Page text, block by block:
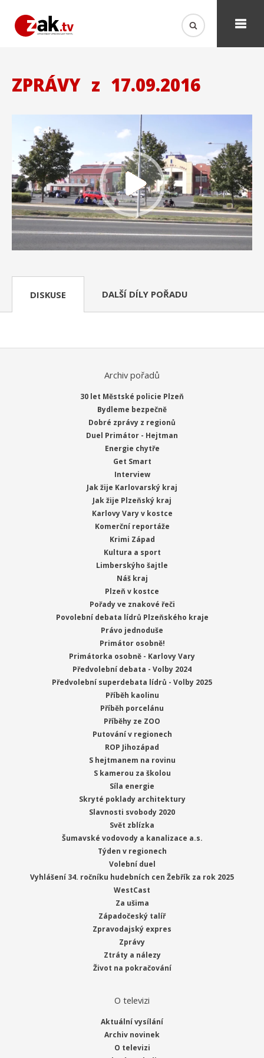
ZPRÁVY z 17.09.2016
DISKUSE DALŠÍ DÍLY POŘADU
Archiv pořadů
30 let Městské policie Plzeň
Bydleme bezpečně
Dobré zprávy z regionů
Duel Primátor - Hejtman
Energie chytře
Get Smart
Interview
Jak žije Karlovarský kraj
Jak žije Plzeňský kraj
Karlovy Vary v kostce
Komerční reportáže
Krimi Západ
Kultura a sport
Limberskýho šajtle
Náš kraj
Plzeň v kostce
Pořady ve znakové řeči
Povolební debata lídrů Plzeňského kraje
Právo jednoduše
Primátor osobně!
Primátorka osobně - Karlovy Vary
Předvolební debata - Volby 2024
Předvolební superdebata lídrů - Volby 2025
Příběh kaolinu
Příběh porcelánu
Příběhy ze ZOO
Putování v regionech
ROP Jihozápad
S hejtmanem na rovinu
S kamerou za školou
Síla energie
Skryté poklady architektury
Slavnosti svobody 2020
Svět zblízka
Šumavské vodovody a kanalizace a.s.
Týden v regionech
Volební duel
Vyhlášení 34. ročníku hudebních cen Žebřík za rok 2025
WestCast
Za ušima
Západočeský talíř
Zpravodajský expres
Zprávy
Ztráty a nálezy
Život na pokračování
O televizi
Aktuální vysílání
Archiv novinek
O televizi